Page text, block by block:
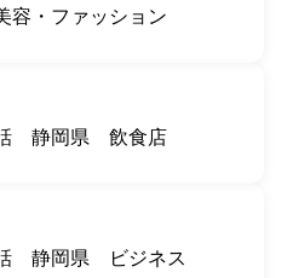
容・ファッション
静岡県 飲食店
静岡県 ビジネス